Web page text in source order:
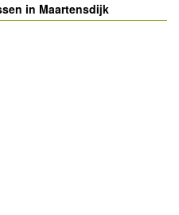
in Maartensdijk